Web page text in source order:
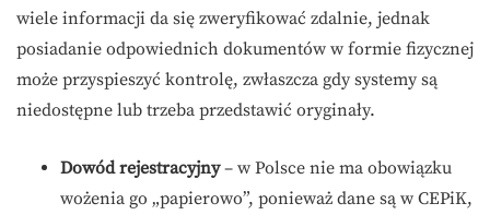
wiele informacji da się zweryfikować zdalnie, jednak
posiadanie odpowiednich dokumentów w formie fizycznej
może przyspieszyć kontrolę, zwłaszcza gdy systemy są
niedostępne lub trzeba przedstawić oryginały.
Dowód rejestracyjny– w Polsce nie ma obowiązku
wożenia go „papierowo”, ponieważ dane są w CEPiK,